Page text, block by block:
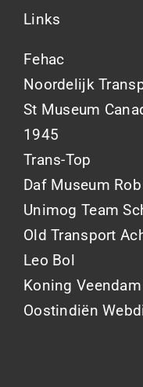
Links
Fehac
Noordelijk
St Museum
1945
Trans-Top
Daf Museum
Unimog Team
Old Transport
Leo Bol
Koning
Oostindiën